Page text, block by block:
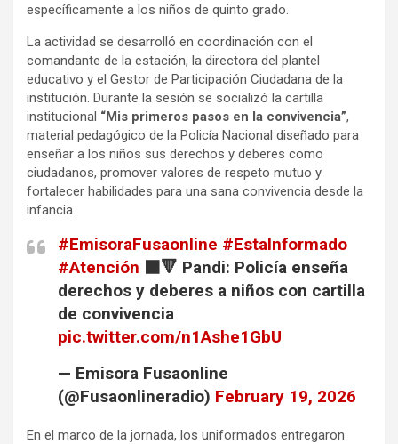
o
k
p
p
t
i
r
específicamente a los niños de quinto grado.
La actividad se desarrolló en coordinación con el
comandante de la estación, la directora del plantel
educativo y el Gestor de Participación Ciudadana de la
institución. Durante la sesión se socializó la cartilla
institucional “Mis primeros pasos en la convivencia”,
material pedagógico de la Policía Nacional diseñado para
enseñar a los niños sus derechos y deberes como
ciudadanos, promover valores de respeto mutuo y
fortalecer habilidades para una sana convivencia desde la
infancia.
#EmisoraFusaonline #EstaInformado
#Atención ⬛🔻 Pandi: Policía enseña
derechos y deberes a niños con cartilla
de convivencia
pic.twitter.com/n1Ashe1GbU
— Emisora Fusaonline
(@Fusaonlineradio) February 19, 2026
En el marco de la jornada, los uniformados entregaron